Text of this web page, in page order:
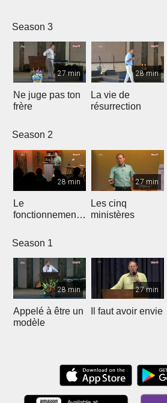
Season 3
27 min
Ne juge pas ton
frère
28 min
La vie de
résurrection
Season 2
28 min
Le
fonctionnement
apostolique
27 min
Les cinq
ministères
Season 1
28 min
Appelé à être un
modèle
27 min
Il faut avoir envie